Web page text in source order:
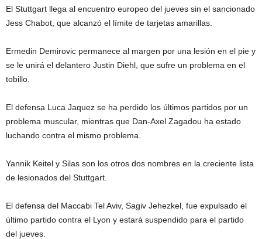
El Stuttgart llega al encuentro europeo del jueves sin el sancionado
Jess Chabot, que alcanzó el límite de tarjetas amarillas.
Ermedin Demirovic permanece al margen por una lesión en el pie y
se le unirá el delantero Justin Diehl, que sufre un problema en el
tobillo.
El defensa Luca Jaquez se ha perdido los últimos partidos por un
problema muscular, mientras que Dan-Axel Zagadou ha estado
luchando contra el mismo problema.
Yannik Keitel y Silas son los otros dos nombres en la creciente lista
de lesionados del Stuttgart.
El defensa del Maccabi Tel Aviv, Sagiv Jehezkel, fue expulsado el
último partido contra el Lyon y estará suspendido para el partido
del jueves.